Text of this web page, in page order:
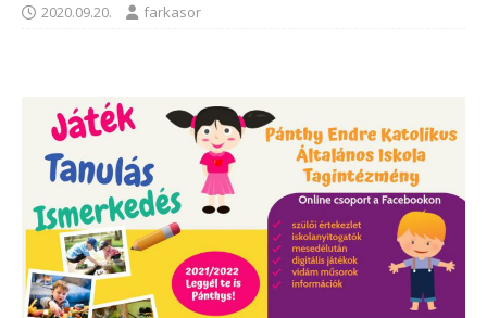
2020.09.20. farkasor